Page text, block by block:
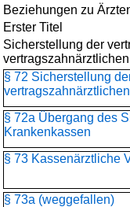
Beziehungen zu
Erster Titel
Sicherstellung der
§ 72 Sicherstellung
§ 72a Übergang des
Krankenkassen
§ 73 Kassenärztliche
§ 73a (weggefallen)